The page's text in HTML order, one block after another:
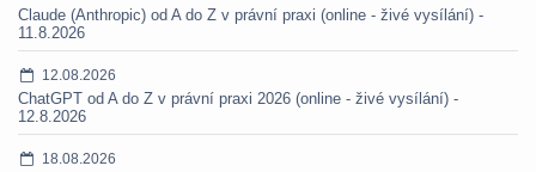
Claude (Anthropic) od A do Z v právní praxi (online - živé vysílání) -
11.8.2026
12.08.2026
ChatGPT od A do Z v právní praxi 2026 (online - živé vysílání) -
12.8.2026
18.08.2026